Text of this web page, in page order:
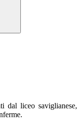
dal liceo saviglianese,